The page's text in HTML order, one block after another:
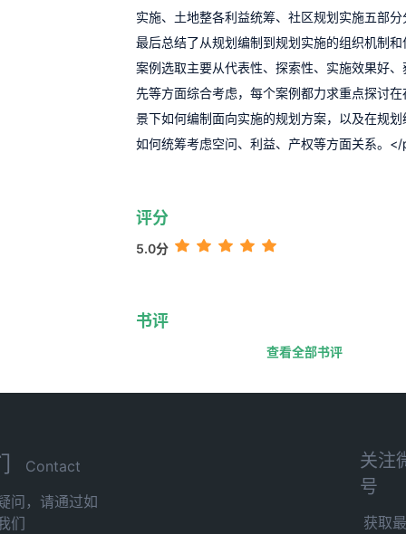
实施、土地整各利益统筹、社区规划实施五部
最后总结了从规划编制到规划实施的组织机制
案例选取主要从代表性、探索性、实施效果好
先等方面综合考虑，每个案例都力求重点探讨
景下如何编制面向实施的规划方案，以及在规
如何统筹考虑空问、利益、产权等方面关系。
评分
5.0分
书评
查看全部书评
Contact
问，请通过如
们
关注
号
获取